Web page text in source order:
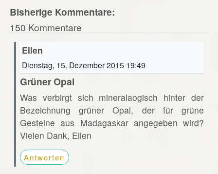
Bisherige Kommentare:
150 Kommentare
Ellen
Dienstag, 15. Dezember 2015 19:49
Grüner Opal
Was verbirgt sich mineralaogisch hinter der
Bezeichnung grüner Opal, der für grüne
Gesteine aus Madagaskar angegeben wird?
Vielen Dank, Ellen
Antworten